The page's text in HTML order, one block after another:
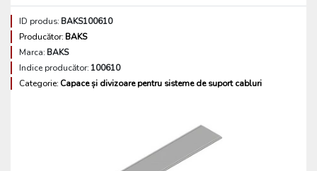
ID produs:BAKS100610
Producător:BAKS
Marca:BAKS
Indice producător: 100610
Categorie: Capace și divizoare pentru sisteme de suport cabluri